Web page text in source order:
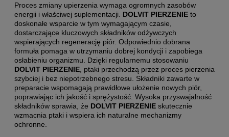
Proces zmiany upierzenia wymaga ogromnych zasobów
energii i właściwej suplementacji. DOLVIT PIERZENIE to
doskonałe wsparcie w tym wymagającym czasie,
dostarczające kluczowych składników odżywczych
wspierających regenerację piór. Odpowiednio dobrana
formuła pomaga w utrzymaniu dobrej kondycji i zapobiega
osłabieniu organizmu. Dzięki regularnemu stosowaniu
DOLVIT PIERZENIE , ptaki przechodzą przez proces pierzenia
szybciej i bez niepotrzebnego stresu. Składniki zawarte w
preparacie wspomagają prawidłowe ułożenie nowych piór,
poprawiając ich jakość i sprężystość. Wysoka przyswajalność
składników sprawia, że DOLVIT PIERZENIE skutecznie
wzmacnia ptaki i wspiera ich naturalne mechanizmy
ochronne.